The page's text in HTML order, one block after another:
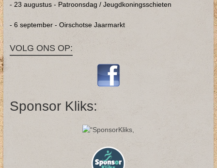
- 23 augustus - Patroonsdag / Jeugdkoningsschieten
- 6 september - Oirschotse Jaarmarkt
VOLG ONS OP:
Sponsor Kliks: